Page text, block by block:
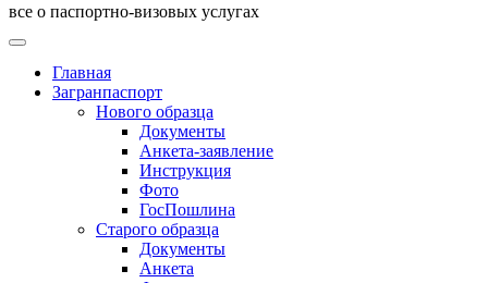
все о паспортно-визовых услугах
Главная
Загранпаспорт
Нового образца
Документы
Анкета-заявление
Инструкция
Фото
ГосПошлина
Старого образца
Документы
Анкета